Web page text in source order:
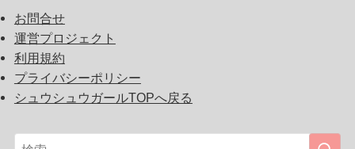
お問合せ
運営プロジェクト
利用規約
プライバシーポリシー
シュウシュウガールTOPへ戻る